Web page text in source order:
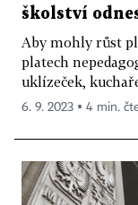
školství
Aby mohly růst
platech
uklízeček,
6. 9. 2023 ▪ 4 min.